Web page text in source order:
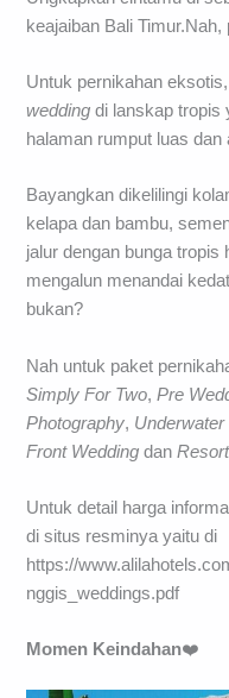
keajaiban Bali
Untuk pernikahan
wedding di lanskap tropis
halaman rumput luas dan
Bayangkan dikelilingi
kelapa dan bambu,
jalur dengan bunga
mengalun menandai
bukan?
Nah untuk paket
Simply For Two,Pre
Photography, Underwater
Front Weddingdan
Untuk detail harga
di situs resminya yaitu di
https://
nggis_weddings.pdf
Momen Keindahan❤️